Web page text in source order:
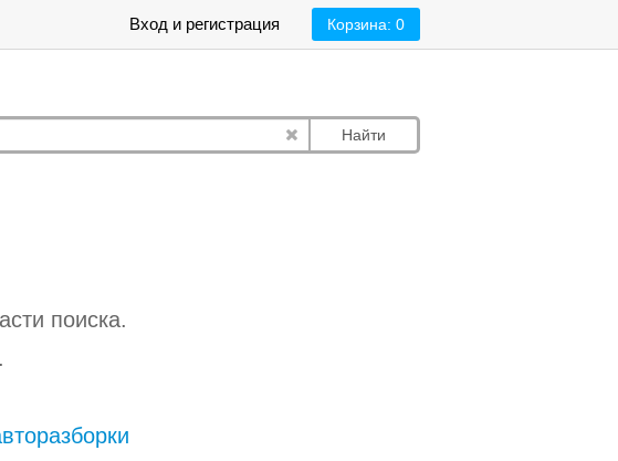
Корзина: 0
Вход и регистрация
Найти
поиска.
.